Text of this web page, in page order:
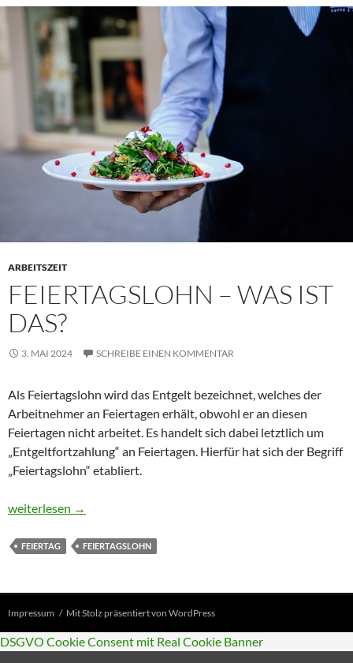
ARBEITSZEIT
FEIERTAGSLOHN – WAS IST
DAS?
3. MAI 2024 SCHREIBE EINEN KOMMENTAR
Als Feiertagslohn wird das Entgelt bezeichnet, welches der
Arbeitnehmer an Feiertagen erhält, obwohl er an diesen
Feiertagen nicht arbeitet. Es handelt sich dabei letztlich um
„Entgeltfortzahlung“ an Feiertagen. Hierfür hat sich der Begriff
„Feiertagslohn“ etabliert.
Feiertagslohn – was ist das?
weiterlesen →
FEIERTAG FEIERTAGSLOHN
Impressum Mit Stolz präsentiert von WordPress
DSGVO Cookie Consent mit Real Cookie Banner